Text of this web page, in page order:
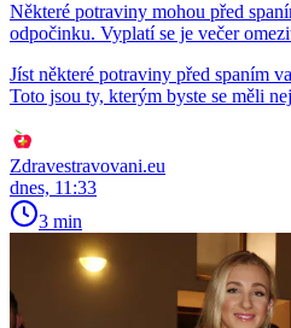
Některé potraviny mohou před
odpočinku. Vyplatí se je večer
Jíst některé potraviny před spaním
Toto jsou ty, kterým byste se měli
Zdravestravovani.eu
dnes, 11:33
3 min